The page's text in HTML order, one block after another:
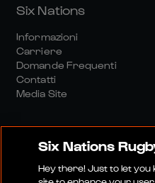
Six Nations
Informazioni
Carriere
Domande Frequenti
Contatti
Media Site
Six Nations
Hey there! Just to let you